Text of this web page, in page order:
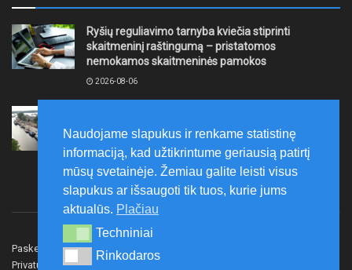
Ryšių reguliavimo tarnyba kviečia stiprinti
skaitmeninį raštingumą – pristatomos
nemokamos skaitmeninės pamokos
2026-08-06
Klaipėdoje juda į priekį
2026-08-06
Paskelbk naujieną Rašyti redakcijai
Privatumo politika
Naudojame slapukus ir renkame statistinę
informaciją, kad užtikrintume geriausią patirtį
mūsų svetainėje. Žemiau galite leisti visus
slapukus ar išsaugoti tik tuos, kurie jums
aktualūs. Plačiau
Techniniai
Techniniai
Rinkodaros
Rinkodaros